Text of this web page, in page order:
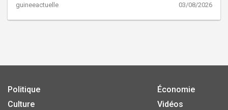
guineeactuelle 03/08/2026
Politique
Culture
Économie
Vidéos